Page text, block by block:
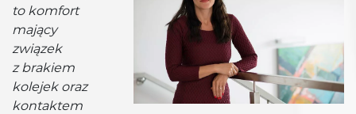
to komfort
mający
związek
z brakiem
kolejek oraz
kontaktem